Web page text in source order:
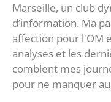
Marseille, un club
d’information. Ma
affection pour l'OM
analyses et les
comblent mes
pour ne manquer